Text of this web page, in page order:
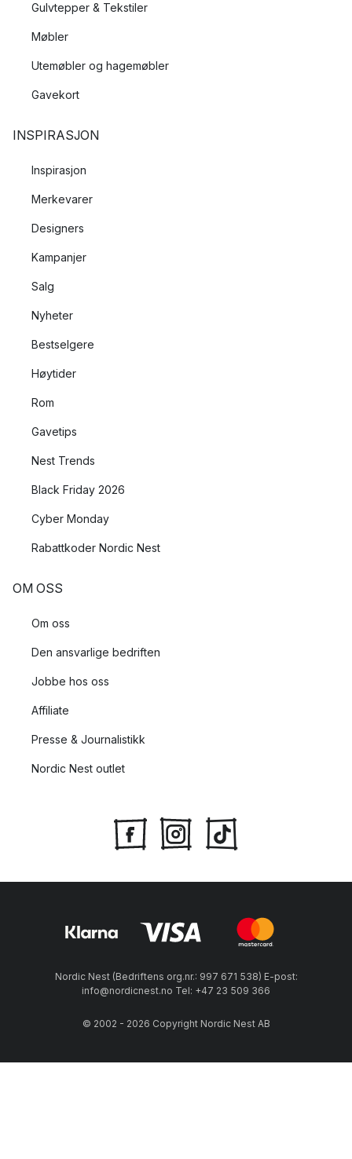
Gulvtepper & Tekstiler
Møbler
Utemøbler og hagemøbler
Gavekort
INSPIRASJON
Inspirasjon
Merkevarer
Designers
Kampanjer
Salg
Nyheter
Bestselgere
Høytider
Rom
Gavetips
Nest Trends
Black Friday 2026
Cyber Monday
Rabattkoder Nordic Nest
OM OSS
Om oss
Den ansvarlige bedriften
Jobbe hos oss
Affiliate
Presse & Journalistikk
Nordic Nest outlet
Nordic Nest (Bedriftens org.nr.: 997 671 538) E-post:
info@nordicnest.no Tel: +47 23 509 366
© 2002 - 2026 Copyright Nordic Nest AB